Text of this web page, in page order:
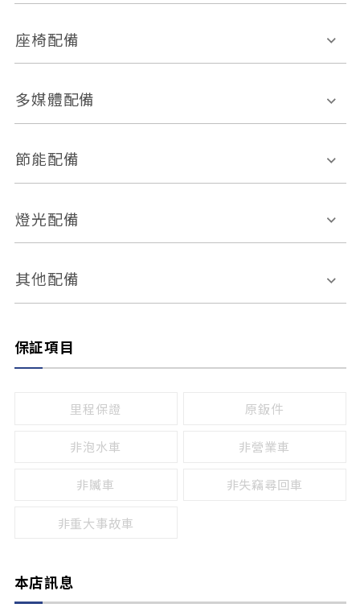
恆溫空調
前座正面氣囊
ABS防鎖死
車道偏離警示
自動停車系統 盲點偵測系統
倒車雷達
座椅配備
皮椅
無
有
多媒體配備
外部音源接入
節能配備
引擎啟閉系統
燈光配備
感應頭燈
頭燈光源
其他配備
保証項目
里程保證 原鈑件
非泡水車 非營業車
非贓車 非失竊尋回車
非重大事故車
本店訊息